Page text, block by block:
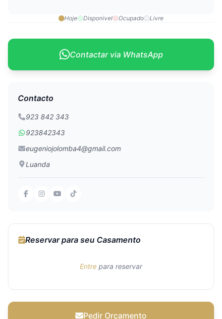
Hoje Disponivel Ocupado Livre
Contactar via WhatsApp
Contacto
923 842 343
923842343
eugeniojolomba4@gmail.com
Luanda
Reservar para seu Casamento
Entre para reservar
Pedir Orçamento